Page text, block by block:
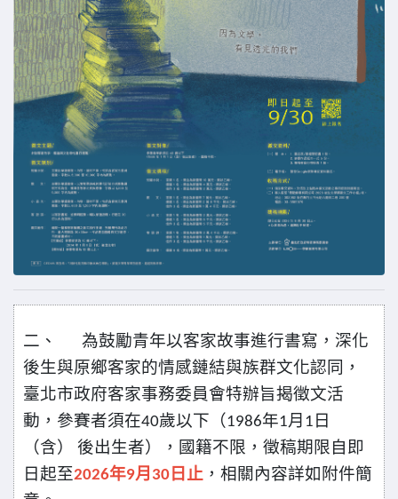
二、
為鼓勵青年以客家故事進行書寫，深化
後生與原鄉客家的情感鏈結與族群文化認同，
臺北市政府客家事務委員會特辦旨揭徵文活
動，參賽者須在40歲以下（1986年1月 1 日
（含）
後出生者），國籍不限，徵稿期限自即
日起至2026年9月 30 日止 ，相關內容詳如附件簡